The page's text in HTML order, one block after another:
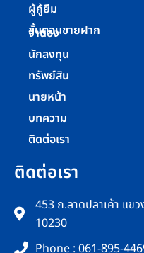
ผู้กู้ยืม
ขั้นตอนขายฝาก
จำนอง
นักลงทุน
ทรัพย์สิน
นายหน้า
บทความ
ติดต่อเรา
ติดต่อเรา
453 ถ.ลาดปลาเค้า แข
10230
Phone : 061-895-